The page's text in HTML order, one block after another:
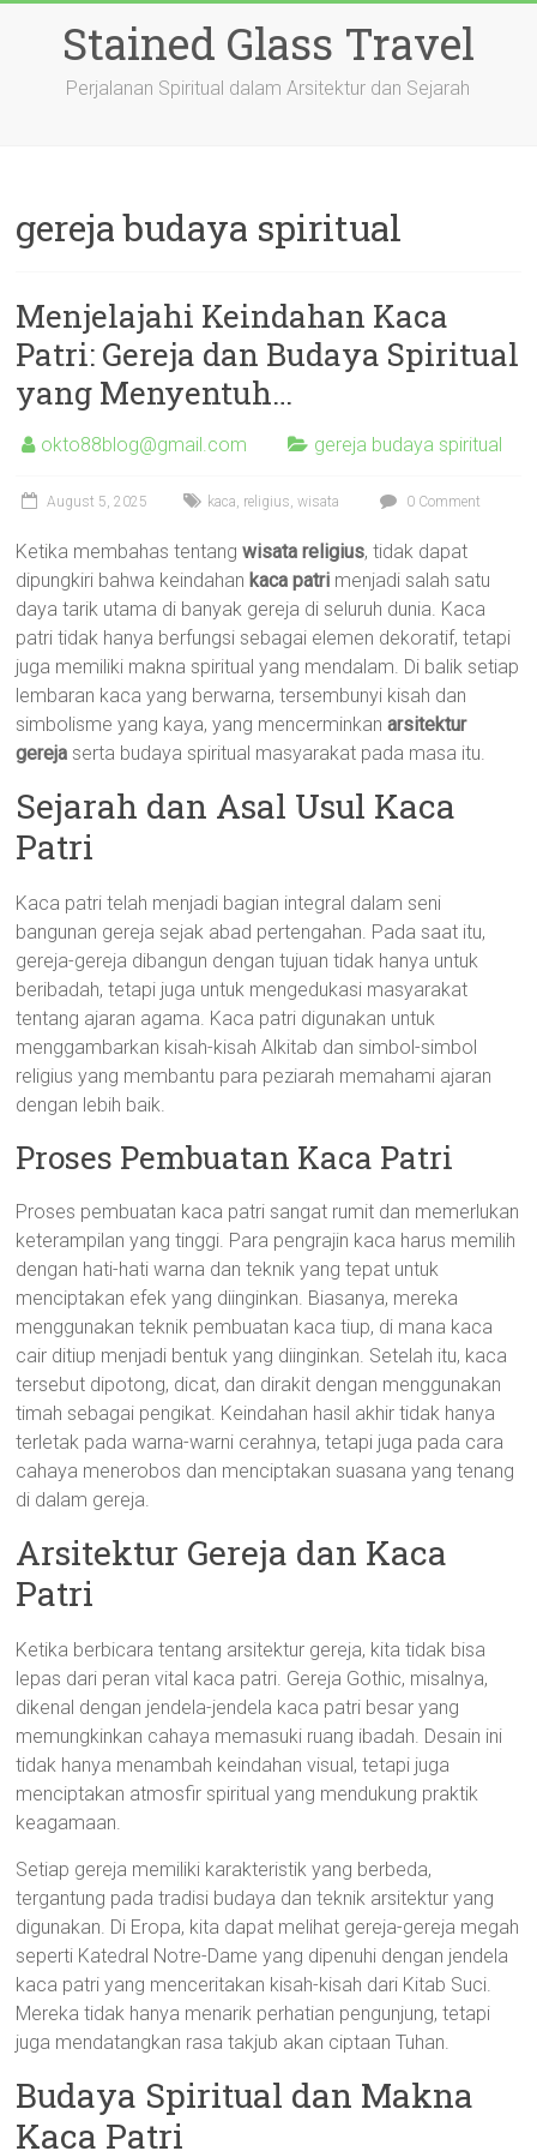
Stained Glass Travel
Perjalanan Spiritual dalam Arsitektur dan Sejarah
gereja budaya spiritual
Menjelajahi Keindahan Kaca
Patri: Gereja dan Budaya Spiritual
yang Menyentuh…
okto88blog@gmail.com gereja budaya spiritual
August 5, 2025 kaca, religius,wisata 0 Comment
Ketika membahas tentangwisata religius, tidak dapat
dipungkiri bahwa keindahan kaca patri menjadi salah satu
daya tarik utama di banyak gereja di seluruh dunia. Kaca
patri tidak hanya berfungsi sebagai elemen dekoratif, tetapi
juga memiliki makna spiritual yang mendalam. Di balik setiap
lembaran kaca yang berwarna, tersembunyi kisah dan
simbolisme yang kaya, yang mencerminkanarsitektur
gereja serta budaya spiritual masyarakat pada masa itu.
Sejarah dan Asal Usul Kaca
Patri
Kaca patri telah menjadi bagian integral dalam seni
bangunan gereja sejak abad pertengahan. Pada saat itu,
gereja-gereja dibangun dengan tujuan tidak hanya untuk
beribadah, tetapi juga untuk mengedukasi masyarakat
tentang ajaran agama. Kaca patri digunakan untuk
menggambarkan kisah-kisah Alkitab dan simbol-simbol
religius yang membantu para peziarah memahami ajaran
dengan lebih baik.
Proses Pembuatan Kaca Patri
Proses pembuatan kaca patri sangat rumit dan memerlukan
keterampilan yang tinggi. Para pengrajin kaca harus memilih
dengan hati-hati warna dan teknik yang tepat untuk
menciptakan efek yang diinginkan. Biasanya, mereka
menggunakan teknik pembuatan kaca tiup, di mana kaca
cair ditiup menjadi bentuk yang diinginkan. Setelah itu, kaca
tersebut dipotong, dicat, dan dirakit dengan menggunakan
timah sebagai pengikat. Keindahan hasil akhir tidak hanya
terletak pada warna-warni cerahnya, tetapi juga pada cara
cahaya menerobos dan menciptakan suasana yang tenang
di dalam gereja.
Arsitektur Gereja dan Kaca
Patri
Ketika berbicara tentang arsitektur gereja, kita tidak bisa
lepas dari peran vital kaca patri. Gereja Gothic, misalnya,
dikenal dengan jendela-jendela kaca patri besar yang
memungkinkan cahaya memasuki ruang ibadah. Desain ini
tidak hanya menambah keindahan visual, tetapi juga
menciptakan atmosfir spiritual yang mendukung praktik
keagamaan.
Setiap gereja memiliki karakteristik yang berbeda,
tergantung pada tradisi budaya dan teknik arsitektur yang
digunakan. Di Eropa, kita dapat melihat gereja-gereja megah
seperti Katedral Notre-Dame yang dipenuhi dengan jendela
kaca patri yang menceritakan kisah-kisah dari Kitab Suci.
Mereka tidak hanya menarik perhatian pengunjung, tetapi
juga mendatangkan rasa takjub akan ciptaan Tuhan.
Budaya Spiritual dan Makna
Kaca Patri